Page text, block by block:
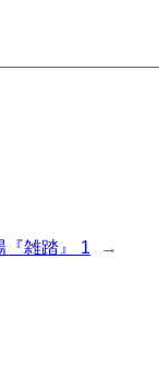
雑踏』 1 →